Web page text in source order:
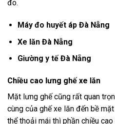
đo.
Máy đo huyết áp Đà Nẵng
Xe lăn Đà Nẵng
Giường y tế Đà Nẵng
Chiều cao lưng ghế xe lăn
Mặt lưng ghế cũng rất quan
cùng của ghế xe lăn đến bề
thể thoải mái thì phần chiều